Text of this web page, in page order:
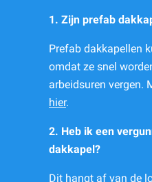
1. Zijn prefab
Prefab dakkapellen
omdat ze snel
arbeidsuren vergen.
hier.
2. Heb ik een
dakkapel?
Dit hangt af van de